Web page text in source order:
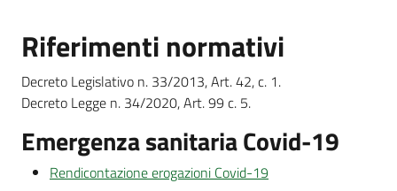
Vivere
Castello
Riferimenti normativi
Decreto Legislativo n. 33/2013, Art. 42, c. 1.
Decreto Legge n. 34/2020, Art. 99 c. 5.
Emergenza sanitaria Covid-19
Rendicontazione erogazioni Covid-19